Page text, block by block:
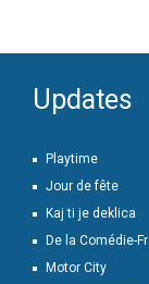
Updates
Playtime
Jour de fête
Kaj ti je deklica
De la Comédie-
Motor City